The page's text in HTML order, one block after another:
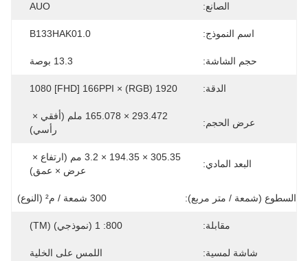
الصانع: AUO
اسم النموذج: B133HAK01.0
حجم الشاشة: 13.3 بوصة
الدقة: 1920 (RGB) × 1080 [FHD] 166PPI
عرض الحجم:
رأسي)
البعد المادي:
عرض × عمق)
السطوع (شمعة / متر مربع): 300 شمعة / م² (النوع)
مقابلة: 800: 1 (نموذجي) (TM)
شاشة لمسية: اللمس على الخلية